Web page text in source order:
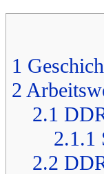
1
2
2.1
2.1.1
2.2